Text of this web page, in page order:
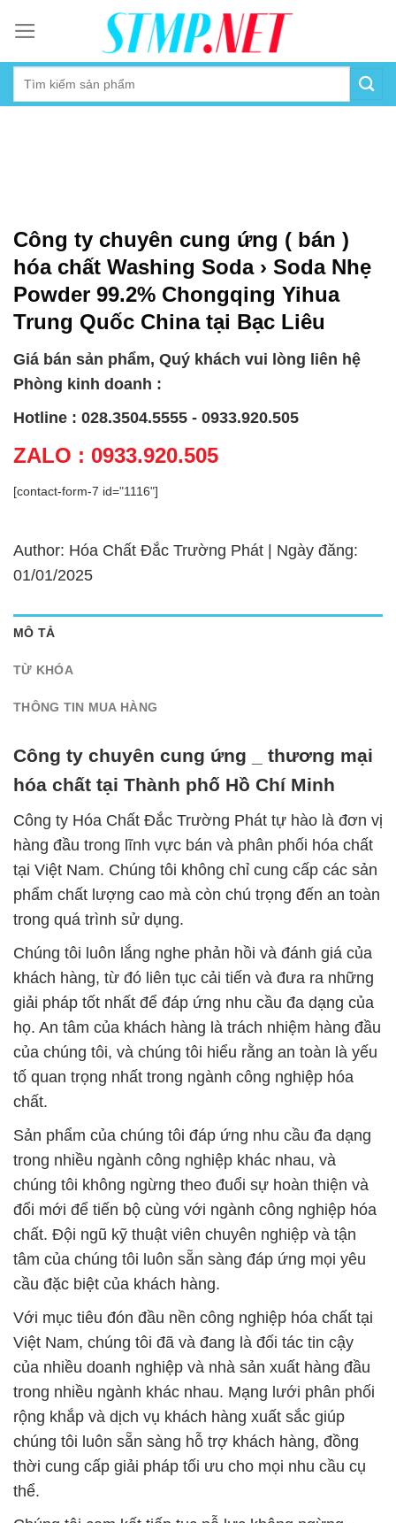
content
Công ty chuyên cung ứng ( bán )
hóa chất Washing Soda › Soda Nhẹ
Powder 99.2% Chongqing Yihua
Trung Quốc China tại Bạc Liêu
Giá bán sản phẩm, Quý khách vui lòng liên hệ
Phòng kinh doanh :
Hotline : 028.3504.5555 - 0933.920.505
ZALO : 0933.920.505
[contact-form-7 id="1116"]
Author: Hóa Chất Đắc Trường Phát | Ngày đăng:
01/01/2025
MÔ TẢ
TỪ KHÓA
THÔNG TIN MUA HÀNG
Công ty chuyên cung ứng _ thương mại
hóa chất tại Thành phố Hồ Chí Minh
Công ty Hóa Chất Đắc Trường Phát tự hào là đơn vị
hàng đầu trong lĩnh vực bán và phân phối hóa chất
tại Việt Nam. Chúng tôi không chỉ cung cấp các sản
phẩm chất lượng cao mà còn chú trọng đến an toàn
trong quá trình sử dụng.
Chúng tôi luôn lắng nghe phản hồi và đánh giá của
khách hàng, từ đó liên tục cải tiến và đưa ra những
giải pháp tốt nhất để đáp ứng nhu cầu đa dạng của
họ. An tâm của khách hàng là trách nhiệm hàng đầu
của chúng tôi, và chúng tôi hiểu rằng an toàn là yếu
tố quan trọng nhất trong ngành công nghiệp hóa
chất.
Sản phẩm của chúng tôi đáp ứng nhu cầu đa dạng
trong nhiều ngành công nghiệp khác nhau, và
chúng tôi không ngừng theo đuổi sự hoàn thiện và
đổi mới để tiến bộ cùng với ngành công nghiệp hóa
chất. Đội ngũ kỹ thuật viên chuyên nghiệp và tận
tâm của chúng tôi luôn sẵn sàng đáp ứng mọi yêu
cầu đặc biệt của khách hàng.
Với mục tiêu đón đầu nền công nghiệp hóa chất tại
Việt Nam, chúng tôi đã và đang là đối tác tin cậy
của nhiều doanh nghiệp và nhà sản xuất hàng đầu
trong nhiều ngành khác nhau. Mạng lưới phân phối
rộng khắp và dịch vụ khách hàng xuất sắc giúp
chúng tôi luôn sẵn sàng hỗ trợ khách hàng, đồng
thời cung cấp giải pháp tối ưu cho mọi nhu cầu cụ
thể.